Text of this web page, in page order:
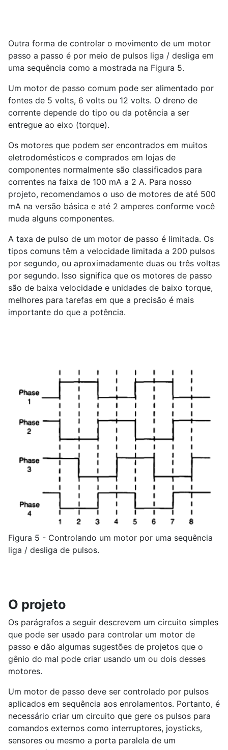
Outra forma de controlar o movimento de um motor
passo a passo é por meio de pulsos liga / desliga em
uma sequência como a mostrada na Figura 5.
Um motor de passo comum pode ser alimentado por
fontes de 5 volts, 6 volts ou 12 volts. O dreno de
corrente depende do tipo ou da potência a ser
entregue ao eixo (torque).
Os motores que podem ser encontrados em muitos
eletrodomésticos e comprados em lojas de
componentes normalmente são classificados para
correntes na faixa de 100 mA a 2 A. Para nosso
projeto, recomendamos o uso de motores de até 500
mA na versão básica e até 2 amperes conforme você
muda alguns componentes.
A taxa de pulso de um motor de passo é limitada. Os
tipos comuns têm a velocidade limitada a 200 pulsos
por segundo, ou aproximadamente duas ou três voltas
por segundo. Isso significa que os motores de passo
são de baixa velocidade e unidades de baixo torque,
melhores para tarefas em que a precisão é mais
importante do que a potência.
Figura 5 - Controlando um motor por uma sequência
liga / desliga de pulsos.
O projeto
Os parágrafos a seguir descrevem um circuito simples
que pode ser usado para controlar um motor de
passo e dão algumas sugestões de projetos que o
gênio do mal pode criar usando um ou dois desses
motores.
Um motor de passo deve ser controlado por pulsos
aplicados em sequência aos enrolamentos. Portanto, é
necessário criar um circuito que gere os pulsos para
comandos externos como interruptores, joysticks,
sensores ou mesmo a porta paralela de um